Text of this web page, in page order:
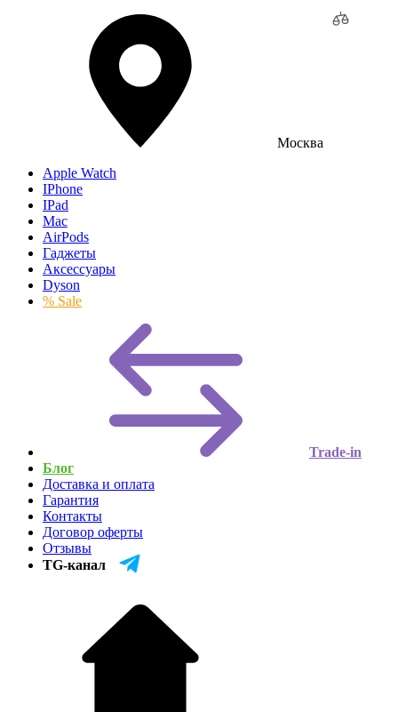
Москва
Apple Watch
IPhone
IPad
Mac
AirPods
Гаджеты
Аксессуары
Dyson
% Sale
Trade-in
Блог
Доставка и оплата
Гарантия
Контакты
Договор оферты
Отзывы
TG-канал